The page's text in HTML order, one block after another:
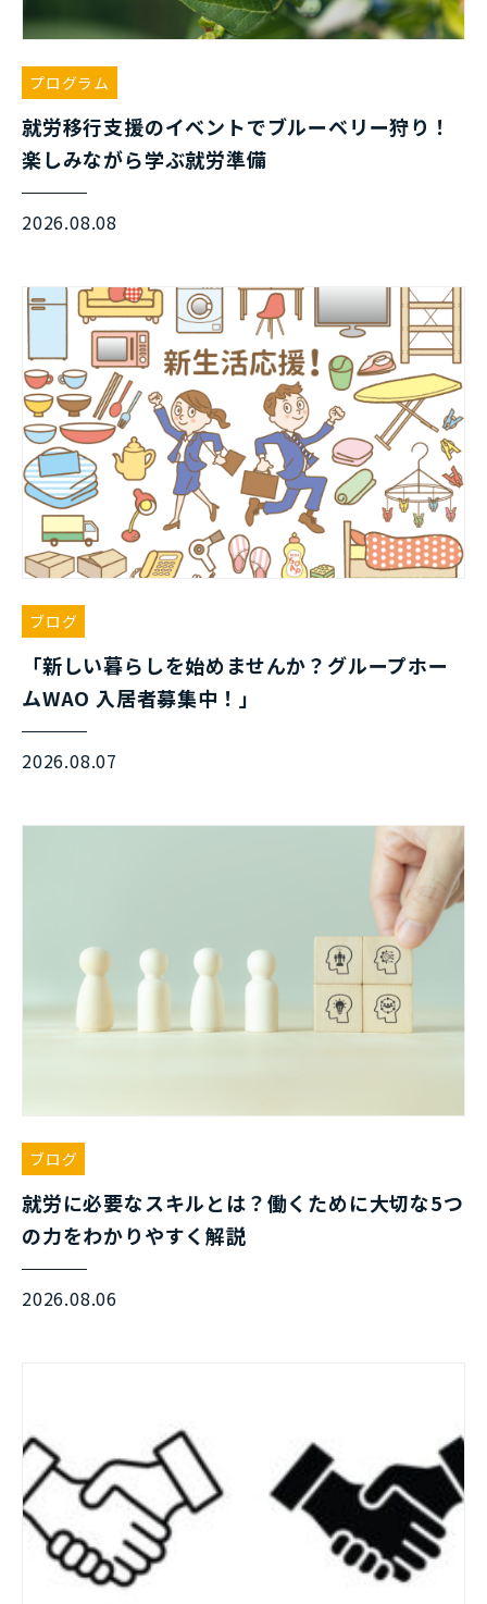
プログラム
就労移行支援のイベントでブルーベリー狩り！
楽しみながら学ぶ就労準備
2026.08.08
ブログ
「新しい暮らしを始めませんか？グループホー
ムWAO 入居者募集中！」
2026.08.07
ブログ
就労に必要なスキルとは？働くために大切な5つ
の力をわかりやすく解説
2026.08.06